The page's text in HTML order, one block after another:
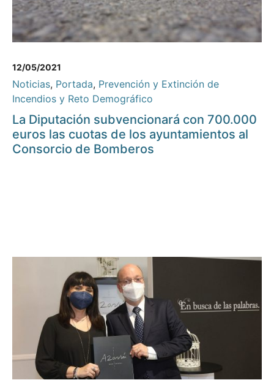
12/05/2021
Noticias, Portada, Prevención y Extinción de
Incendios y Reto Demográfico
La Diputación subvencionará con 700.000
euros las cuotas de los ayuntamientos al
Consorcio de Bomberos